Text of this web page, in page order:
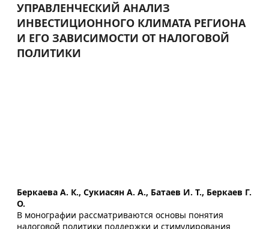
УПРАВЛЕНЧЕСКИЙ АНАЛИЗ
ИНВЕСТИЦИОННОГО КЛИМАТА РЕГИОНА
И ЕГО ЗАВИСИМОСТИ ОТ НАЛОГОВОЙ
ПОЛИТИКИ
Беркаева А. К., Сукиасян А. А., Батаев И. Т., Беркаев Г.
О.
В монографии рассматриваются основы понятия
налоговой политики поддержки и стимулирования